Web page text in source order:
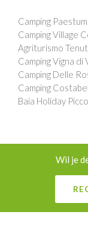
Camping
Camping Village
Agriturismo
Camping Vigna di
Camping Delle
Camping
Baia Holiday
Wil je